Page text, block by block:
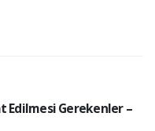
Edilmesi Gerekenler –